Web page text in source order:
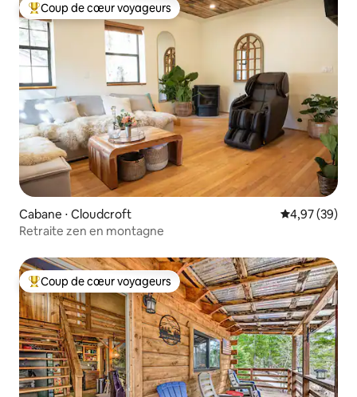
Coups de cœur voyageurs les plus appréciés
Coup de cœur voyageurs
Cabane ⋅ Cloudcroft Évaluation
4,97 (39)
Retraite zen en montagne
Coups de cœur voyageurs les plus appréciés
Coup de cœur voyageurs